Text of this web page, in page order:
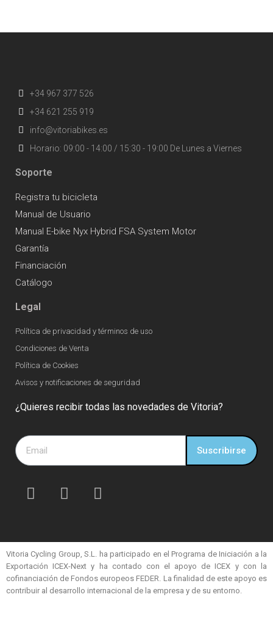
+34 967 377 526
+34 621 255 919
info@vitoriabikes.es
Horario: 09:00 - 14:00 / 15:30 - 19:00 De Lunes a Viernes
Soporte
Registra tu bicicleta
Manual de Usuario
Manual E-bike Nyx Hybrid FSA System Motor
Garantía
Financiación
Catálogo
Legal
Política de privacidad y términos de uso
Condiciones de Venta
Política de Cookies
Avisos y notificaciones de seguridad
¿Quieres recibir todas las novedades de Vitoria?
Suscribirse
Vitoria Cycling Group, S.L. ha participado en el Programa de Iniciación a la
Exportación ICEX-Next y ha contado con el apoyo de ICEX y con la
cofinanciación de Fondos europeos FEDER. La finalidad de este apoyo es
contribuir al desarrollo internacional de la empresa y de su entorno.